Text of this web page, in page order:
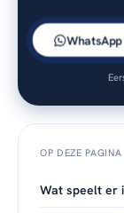
WhatsApp
OP DEZE PAGINA
Wat speelt er